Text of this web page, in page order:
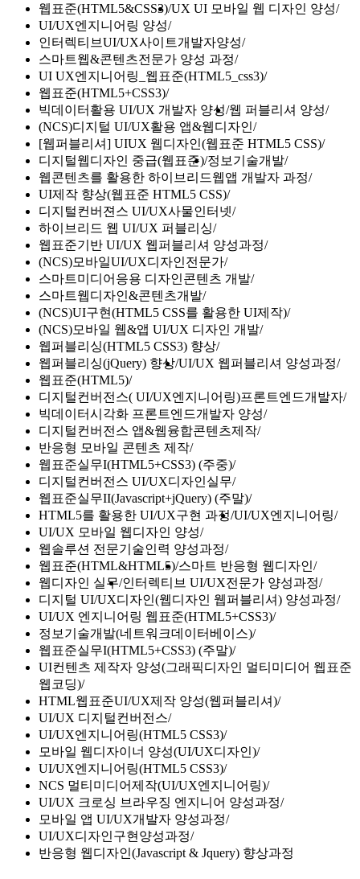
웹표준(HTML5&CSS3) UX UI 모바일 웹 디자인 양성
UI/UX엔지니어링 양성
인터렉티브UI/UX사이트개발자양성
스마트웹&콘텐츠전문가 양성 과정
UI UX엔지니어링_웹표준(HTML5_css3)
웹표준(HTML5+CSS3)
빅데이터활용 UI/UX 개발자 양성 웹 퍼블리셔 양성
(NCS)디지털 UI/UX활용 앱&웹디자인
[웹퍼블리셔] UIUX 웹디자인(웹표준 HTML5 CSS)
디지털웹디자인 중급(웹표준) 정보기술개발
웹콘텐츠를 활용한 하이브리드웹앱 개발자 과정
UI제작 향상(웹표준 HTML5 CSS)
디지털컨버젼스 UI/UX사물인터넷
하이브리드 웹 UI/UX 퍼블리싱
웹표준기반 UI/UX 웹퍼블리셔 양성과정
(NCS)모바일UI/UX디자인전문가
스마트미디어응용 디자인콘텐츠 개발
스마트웹디자인&콘텐츠개발
(NCS)UI구현(HTML5 CSS를 활용한 UI제작)
(NCS)모바일 웹&앱 UI/UX 디자인 개발
웹퍼블리싱(HTML5 CSS3) 향상
웹퍼블리싱(jQuery) 향상 UI/UX 웹퍼블리셔 양성과정
웹표준(HTML5)
디지털컨버전스( UI/UX엔지니어링)프론트엔드개발자
빅데이터시각화 프론트엔드개발자 양성
디지털컨버전스 앱&웹융합콘텐츠제작
반응형 모바일 콘텐츠 제작
웹표준실무I(HTML5+CSS3) (주중)
디지털컨버전스 UI/UX디자인실무
웹표준실무II(Javascript+jQuery) (주말)
HTML5를 활용한 UI/UX구현 과정 UI/UX엔지니어링
UI/UX 모바일 웹디자인 양성
웹솔루션 전문기술인력 양성과정
웹표준(HTML&HTML5) 스마트 반응형 웹디자인
웹디자인 실무 인터렉티브 UI/UX전문가 양성과정
디지털 UI/UX디자인(웹디자인 웹퍼블리셔) 양성과정
UI/UX 엔지니어링 웹표준(HTML5+CSS3)
정보기술개발(네트워크데이터베이스)
웹표준실무I(HTML5+CSS3) (주말)
UI컨텐츠 제작자 양성(그래픽디자인 멀티미디어 웹표준
웹코딩)
HTML웹표준UI/UX제작 양성(웹퍼블리셔)
UI/UX 디지털컨버전스
UI/UX엔지니어링(HTML5 CSS3)
모바일 웹디자이너 양성(UI/UX디자인)
UI/UX엔지니어링(HTML5 CSS3)
NCS 멀티미디어제작(UI/UX엔지니어링)
UI/UX 크로싱 브라우징 엔지니어 양성과정
모바일 앱 UI/UX개발자 양성과정
UI/UX디자인구현양성과정
반응형 웹디자인(Javascript & Jquery) 향상과정